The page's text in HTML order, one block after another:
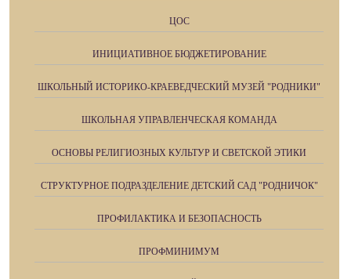
ЦОС
ИНИЦИАТИВНОЕ БЮДЖЕТИРОВАНИЕ
ШКОЛЬНЫЙ ИСТОРИКО-КРАЕВЕДЧЕСКИЙ МУЗЕЙ "РОДНИКИ"
ШКОЛЬНАЯ УПРАВЛЕНЧЕСКАЯ КОМАНДА
ОСНОВЫ РЕЛИГИОЗНЫХ КУЛЬТУР И СВЕТСКОЙ ЭТИКИ
СТРУКТУРНОЕ ПОДРАЗДЕЛЕНИЕ ДЕТСКИЙ САД "РОДНИЧОК"
ПРОФИЛАКТИКА И БЕЗОПАСНОСТЬ
ПРОФМИНИМУМ